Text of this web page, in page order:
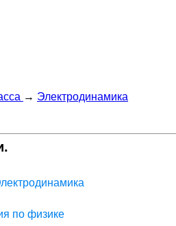
→ Электродинамика
по физике